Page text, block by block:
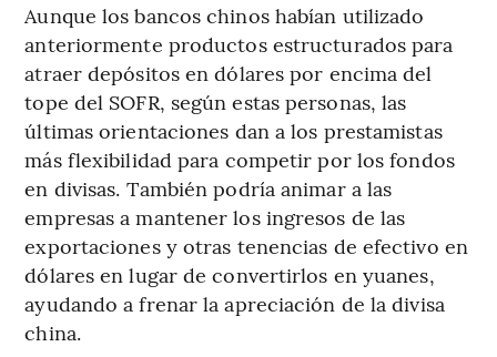
Aunque los bancos chinos habían utilizado
anteriormente productos estructurados para
atraer depósitos en dólares por encima del
tope del SOFR, según estas personas, las
últimas orientaciones dan a los prestamistas
más flexibilidad para competir por los fondos
en divisas. También podría animar a las
empresas a mantener los ingresos de las
exportaciones y otras tenencias de efectivo en
dólares en lugar de convertirlos en yuanes,
ayudando a frenar la apreciación de la divisa
china.